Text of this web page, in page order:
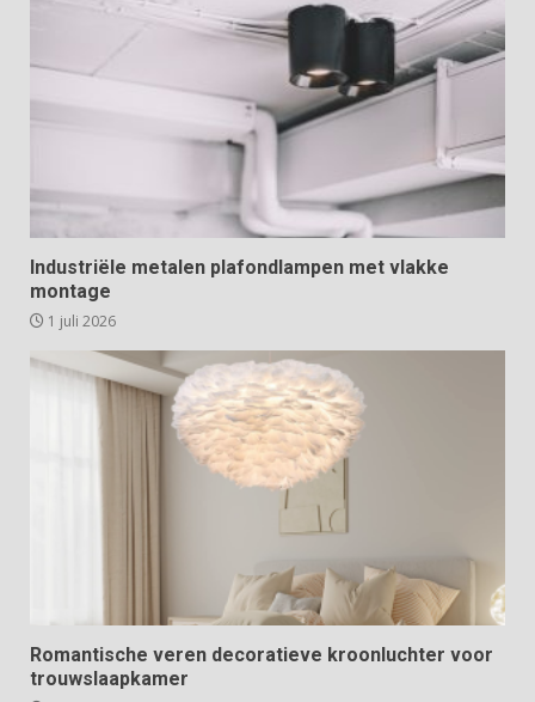
Industriële metalen plafondlampen met vlakke
montage
1 juli 2026
Romantische veren decoratieve kroonluchter voor
trouwslaapkamer